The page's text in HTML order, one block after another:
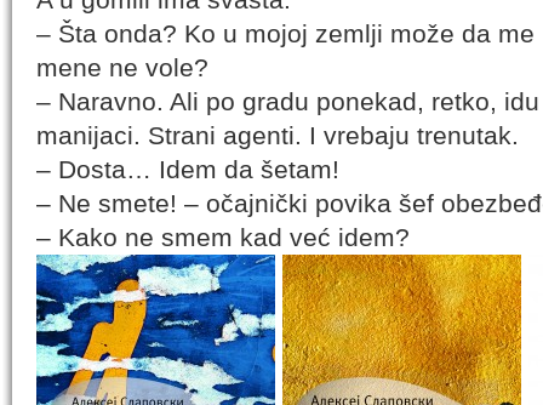
– Šta onda? Ko u mojoj zemlji može da
mene ne vole?
– Naravno. Ali po gradu ponekad, retko,
manijaci. Strani agenti. I vrebaju trenutak.
– Dosta… Idem da šetam!
– Ne smete! – očajnički povika šef
– Kako ne smem kad već idem?